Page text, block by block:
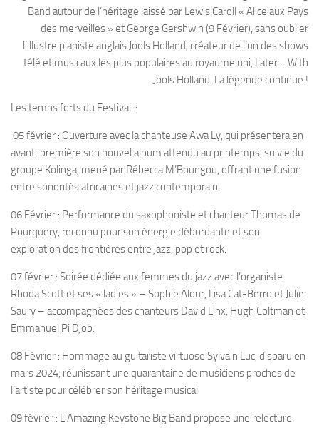
Band autour de l’héritage laissé par Lewis Caroll « Alice aux Pays
des merveilles » et George Gershwin (9 Février), sans oublier
l’illustre pianiste anglais Jools Holland, créateur de l’un des shows
télé et musicaux les plus populaires au royaume uni, Later… With
Jools Holland. La légende continue !
Les temps forts du Festival :
05 février : Ouverture avec la chanteuse Awa Ly, qui présentera en
avant-première son nouvel album attendu au printemps, suivie du
groupe Kolinga, mené par Rébecca M’Boungou, offrant une fusion
entre sonorités africaines et jazz contemporain.
06 Février : Performance du saxophoniste et chanteur Thomas de
Pourquery, reconnu pour son énergie débordante et son
exploration des frontières entre jazz, pop et rock.
07 février : Soirée dédiée aux femmes du jazz avec l’organiste
Rhoda Scott et ses « ladies » – Sophie Alour, Lisa Cat-Berro et Julie
Saury – accompagnées des chanteurs David Linx, Hugh Coltman et
Emmanuel Pi Djob.
08 Février : Hommage au guitariste virtuose Sylvain Luc, disparu en
mars 2024, réunissant une quarantaine de musiciens proches de
l’artiste pour célébrer son héritage musical.
09 février : L’Amazing Keystone Big Band propose une relecture